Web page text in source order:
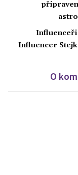
Influenceři
Influencer
O